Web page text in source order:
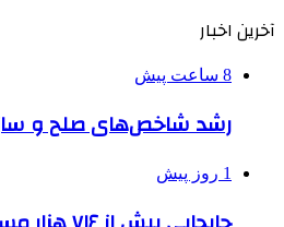
آخرین اخبار
8 ساعت پیش
رشد شاخص‌های صلح و
1 روز پیش